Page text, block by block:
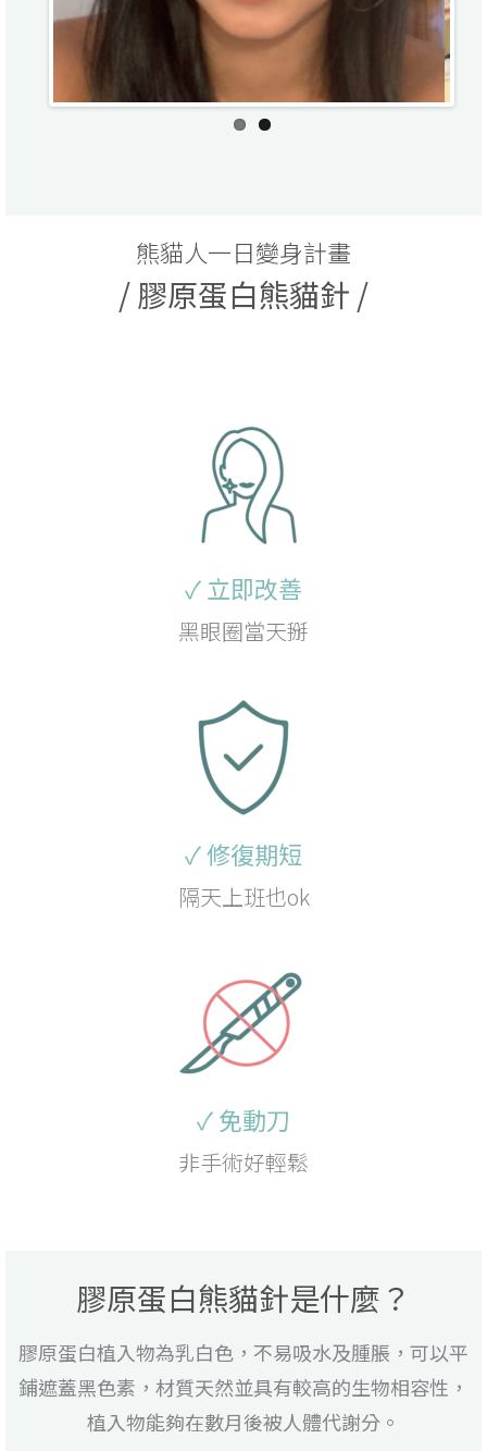
熊貓人一日變身計畫
/ 膠原蛋白熊貓針 /
✓ 立即改善
黑眼圈當天掰
✓ 修復期短
隔天上班也ok
✓ 免動刀
非手術好輕鬆
膠原蛋白熊貓針是什麼？
膠原蛋白植入物為乳白色，不易吸水及腫脹，可以平
鋪遮蓋黑色素，材質天然並具有較高的生物相容性，
植入物能夠在數月後被人體代謝分。